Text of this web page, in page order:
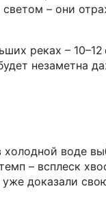
– они
реках – 10–12
незаметна
воде
– всплеск
уже доказали